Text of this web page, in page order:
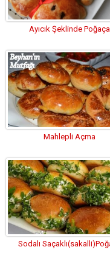
Ayıcık Şeklinde Poğaça
Mahlepli Açma
Sodalı